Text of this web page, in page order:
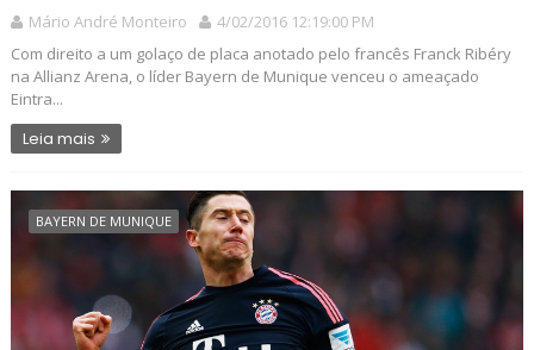
Mário André Monteiro
4/02/2016 12:19:00 PM
Com direito a um golaço de placa anotado pelo francês Franck Ribéry
na Allianz Arena, o líder Bayern de Munique venceu o ameaçado
Eintra...
Leia mais
BAYERN DE MUNIQUE